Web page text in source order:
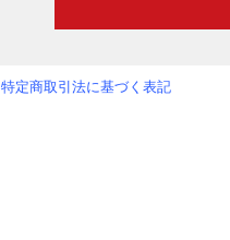
特定商取引法に基づく表記